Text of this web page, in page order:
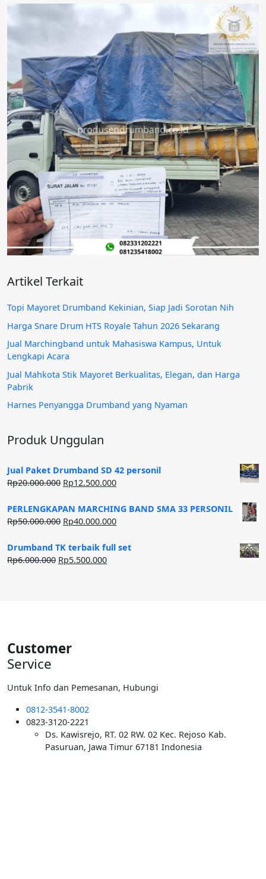
Artikel Terkait
Topi Mayoret Drumband Kekinian, Siap Jadi Sorotan Nih
Harga Snare Drum HTS Royale Tahun 2026 Sekarang
Jual Marchingband untuk Mahasiswa Kampus, Untuk
Lengkapi Acara
Jual Mahkota Stik Mayoret Berkualitas, Elegan, dan Harga
Pabrik
Harnes Penyangga Drumband yang Nyaman
Produk Unggulan
Jual Paket Drumband SD 42 personil
Rp20.000.000 Harga
adalah:
Rp20.000.000.
Rp12.500.000Harga
ini
adalah:
PERLENGKAPAN MARCHING BAND SMA 33 PERSONIL
Rp50.000.000 Harga
adalah:
Rp50.000.000.
Rp40.000.000Harga
ini
Drumband TK terbaik full set
Rp6.000.000 Harga
Rp5.500.000Harga
Customer
Service
Untuk Info dan Pemesanan, Hubungi
0812-3541-8002
0823-3120-2221
Ds. Kawisrejo, RT. 02 RW. 02 Kec. Rejoso Kab.
Pasuruan, Jawa Timur 67181 Indonesia